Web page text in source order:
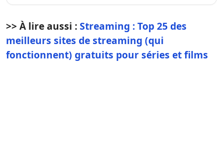
>> À lire aussi :Streaming : Top 25 des
meilleurs sites de streaming (qui
fonctionnent) gratuits pour séries et films